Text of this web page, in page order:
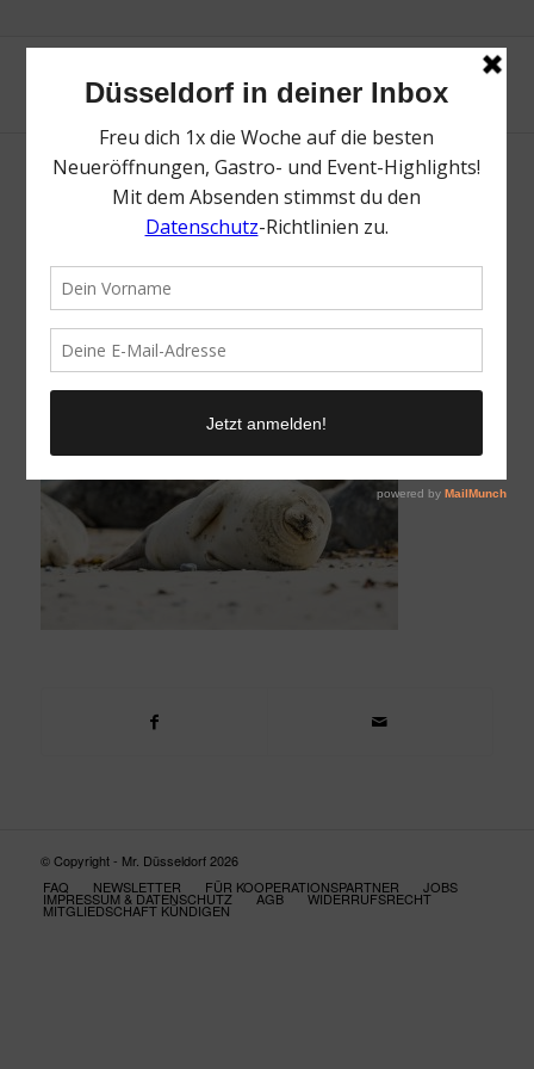
Seehundbeobachtungswand | Top
Düsseldorf | Foto: Unsplash Zdeněk
Macháček
26. Juni 2026
© Copyright - Mr. Düsseldorf 2026
FAQ
NEWSLETTER FÜR KOOPERATIONSPARTNER JOBS
IMPRESSUM & DATENSCHUTZ AGB WIDERRUFSRECHT
MITGLIEDSCHAFT KÜNDIGEN